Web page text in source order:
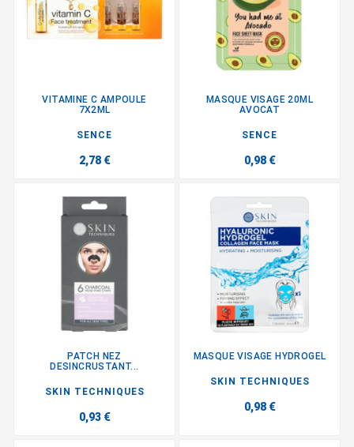
VITAMINE C AMPOULE
7X2ML
SENCE
2,78 €
MASQUE VISAGE 20ML
AVOCAT
SENCE
0,98 €
PATCH NEZ
DESINCRUSTANT...
SKIN TECHNIQUES
0,93 €
MASQUE VISAGE HYDROGEL
SKIN TECHNIQUES
0,98 €